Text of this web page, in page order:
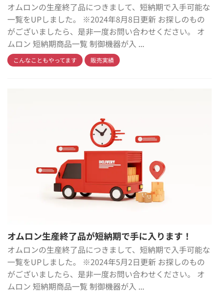
オムロンの生産終了品につきまして、短納期で入手可能な
一覧をUPしました。 ※2024年8月8日更新 お探しのもの
がございましたら、是非一度お問い合わせください。 オ
ムロン 短納期商品一覧 制御機器が入 ...
こんなこともやってます 販売実績
オムロン生産終了品が短納期で手に入ります！
オムロンの生産終了品につきまして、短納期で入手可能な
一覧をUPしました。 ※2024年5月2日更新 お探しのもの
がございましたら、是非一度お問い合わせください。 オ
ムロン 短納期商品一覧 制御機器が入 ...